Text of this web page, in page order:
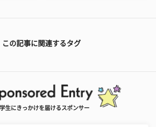
この記事に関連するタグ
生にきっかけを届けるスポンサー